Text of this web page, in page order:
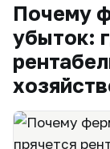
Почему
убыток: